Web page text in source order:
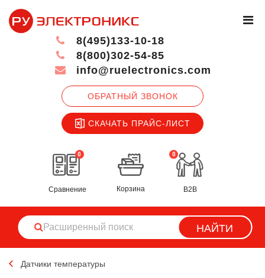
ОБРАТНЫЙ ЗВОНОК
СКАЧАТЬ ПРАЙС-ЛИСТ
8(495)133-10-18
8(800)302-54-85
info@ruelectronics.com
0
Сравнение
0
Корзина B2B
НАЙТИ
Датчики температуры